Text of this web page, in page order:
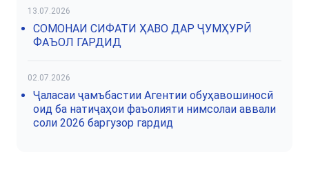
13.07.2026
СОМОНАИ СИФАТИ ҲАВО ДАР ҶУМҲУРӢ
ФАЪОЛ ГАРДИД
02.07.2026
Ҷаласаи ҷамъбастии Агентии обуҳавошиносӣ
оид ба натиҷаҳои фаъолияти нимсолаи аввали
соли 2026 баргузор гардид